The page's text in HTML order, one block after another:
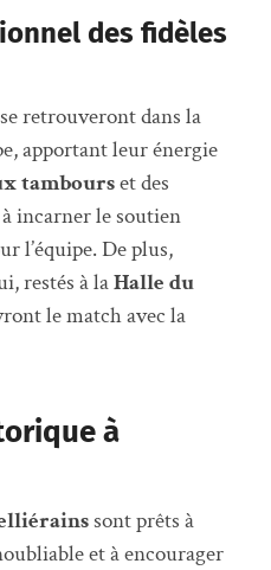
des fidèles
retrouveront dans la
apportant leur énergie
tambourset des
incarner le soutien
l’équipe. De plus,
restés à laHalle du
le match avec la
à
sont prêts à
et à encourager